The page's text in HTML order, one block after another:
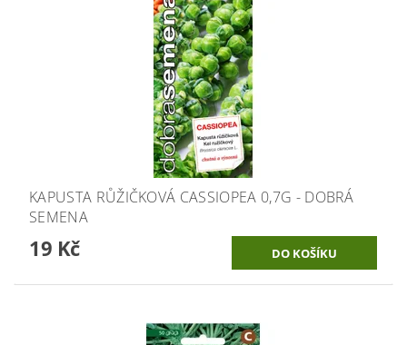
KAPUSTA RŮŽIČKOVÁ CASSIOPEA 0,7G - DOBRÁ
SEMENA
19 Kč